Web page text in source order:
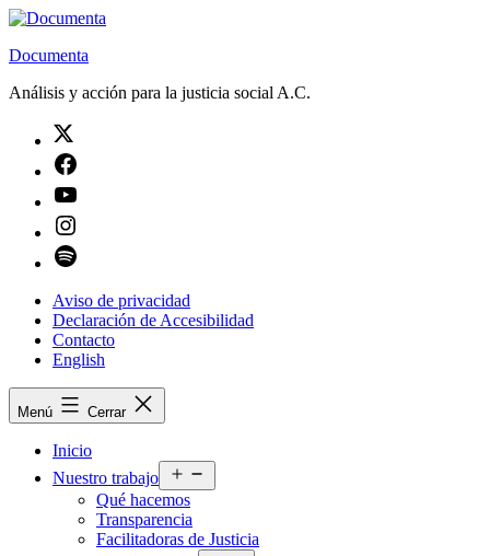
Saltar
contenido
Documenta
Análisis y acción para la justicia social A.C.
Aviso de privacidad
Declaración de Accesibilidad
Contacto
English
Menú Cerrar
Inicio
Nuestro trabajo
el
Qué hacemos
Transparencia
Facilitadoras de Justicia